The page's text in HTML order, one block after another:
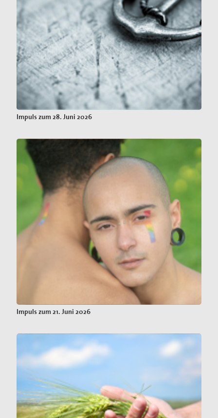
Impuls zum 28. Juni 2026
Impuls zum 21. Juni 2026